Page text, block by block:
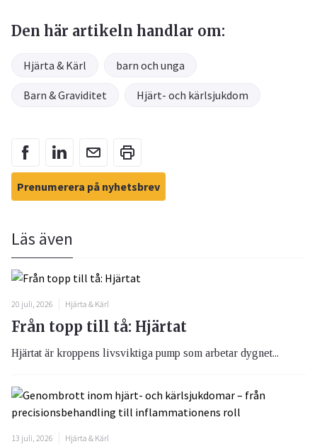
Den här artikeln handlar om:
Hjärta & Kärl barn och unga
Barn & Graviditet Hjärt- och kärlsjukdom
Prenumerera på nyhetsbrev
Läs även
20 juli, 2026 Hjärta & Kärl
Från topp till tå: Hjärtat
Hjärtat är kroppens livsviktiga pump som arbetar dygnet...
13 juli, 2026 Hjärta & Kärl